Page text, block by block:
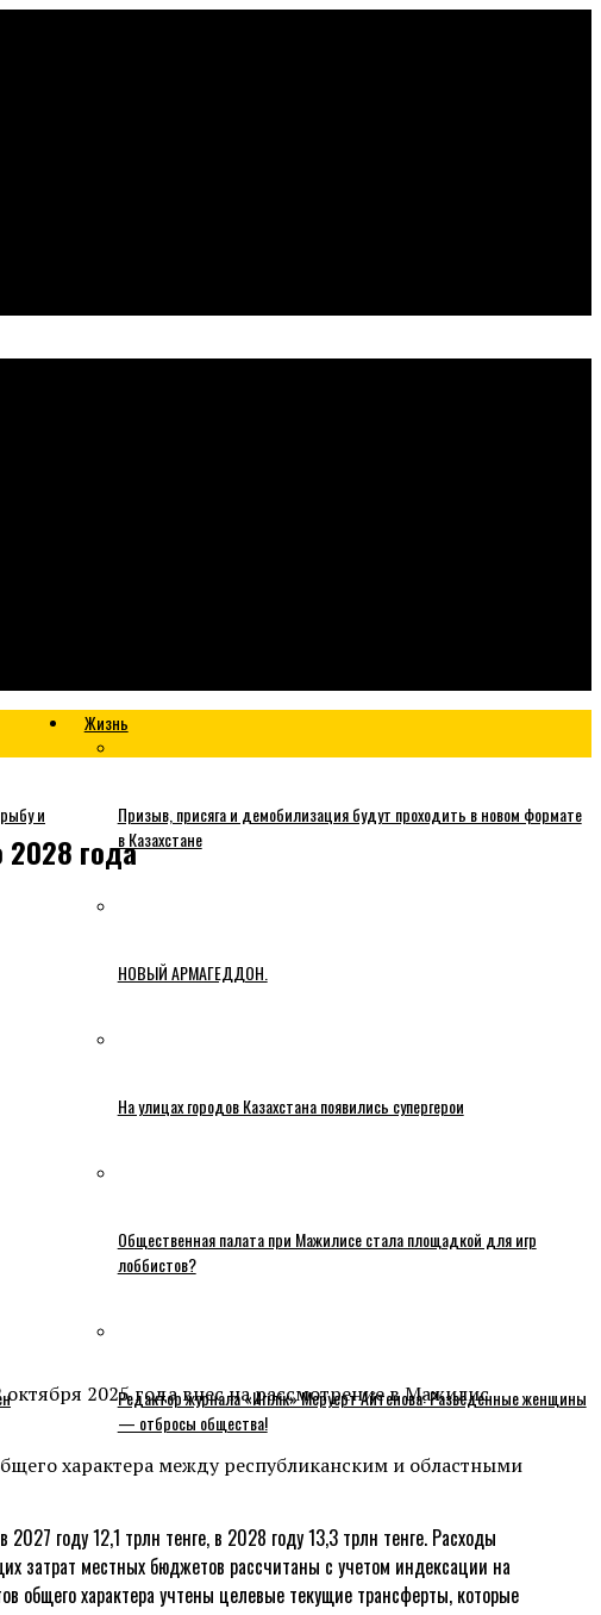
и
Жизнь
Призыв, присяга и демобилизация будут проходить в новом формате
в Казахстане
НОВЫЙ АРМАГЕДДОН.
На улицах городов Казахстана появились супергерои
Общественная палата при Мажилисе стала площадкой для игр
лоббистов?
Редактор журнала «Игілік» Меруерт Айтенова: Разведенные женщины
— отбросы общества!
2028 года
2025 года внес на рассмотрение в Мажилис
характера между республиканским и областными
году 12,1 трлн тенге, в 2028 году 13,3 трлн тенге. Расходы
затрат местных бюджетов рассчитаны с учетом индексации на
общего характера учтены целевые текущие трансферты, которые